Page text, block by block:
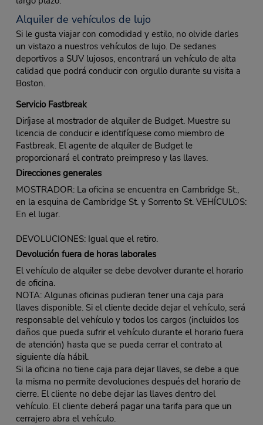
Alquiler de vehículos de lujo
Si le gusta viajar con comodidad y estilo, no olvide darles
un vistazo a nuestros vehículos de lujo. De sedanes
deportivos a SUV lujosos, encontrará un vehículo de alta
calidad que podrá conducir con orgullo durante su visita a
Boston.
Servicio Fastbreak
Diríjase al mostrador de alquiler de Budget. Muestre su
licencia de conducir e identifíquese como miembro de
Fastbreak. El agente de alquiler de Budget le
proporcionará el contrato preimpreso y las llaves.
Direcciones generales
MOSTRADOR: La oficina se encuentra en Cambridge St.,
en la esquina de Cambridge St. y Sorrento St. VEHÍCULOS:
En el lugar.
DEVOLUCIONES: Igual que el retiro.
Devolución fuera de horas laborales
El vehículo de alquiler se debe devolver durante el horario
de oficina.
NOTA: Algunas oficinas pudieran tener una caja para
llaves disponible. Si el cliente decide dejar el vehículo, será
responsable del vehículo y todos los cargos (incluidos los
daños que pueda sufrir el vehículo durante el horario fuera
de atención) hasta que se pueda cerrar el contrato al
siguiente día hábil.
Si la oficina no tiene caja para dejar llaves, se debe a que
la misma no permite devoluciones después del horario de
cierre. El cliente no debe dejar las llaves dentro del
vehículo. El cliente deberá pagar una tarifa para que un
cerrajero abra el vehículo.